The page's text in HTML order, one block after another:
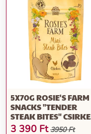
5X70G ROSIE'S FARM
SNACKS "TENDER
STEAK BITES" CSIRKE
KUTYASNACK
3 390 Ft 3950 Ft